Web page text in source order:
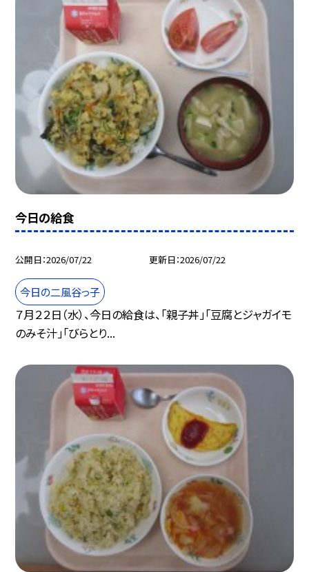
今日の給食
公開日 2026/07/22 更新日 2026/07/22
今日の二風谷っ子
７月２２日（水）、今日の給食は、「親子丼」「豆腐とジャガイモ
のみそ汁」「びらとり...